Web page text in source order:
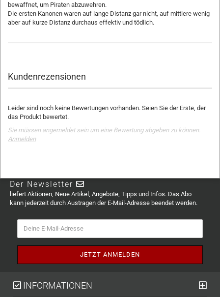
bewaffnet, um Piraten abzuwehren.
Die ersten Kanonen waren auf lange Distanz gar nicht, auf mittlere wenig
aber auf kurze Distanz durchaus effektiv und tödlich.
Kundenrezensionen
Leider sind noch keine Bewertungen vorhanden. Seien Sie der Erste, der
das Produkt bewertet.
Sie müssen angemeldet sein um eine Bewertung abgeben zu können.
Anmelden
Der Newsletter
liefert Aktionen, Neue Artikel, Angebote, Tipps und Infos. Das Abo
kann jederzeit durch Austragen der E-Mail-Adresse beendet werden.
INFORMATIONEN